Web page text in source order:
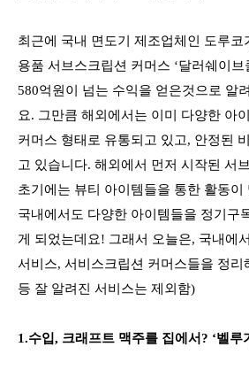
최근에 국내 면도기 제조업체인 도루코
용품 서브스크립션 커머스 ‘달러쉐이브
580억원이 넘는 수익을 얻은것으로 알
요. 그만큼 해외에서는 이미 다양한 아
커머스 형태로 유통되고 있고, 안정된
고 있습니다. 해외에서 먼저 시작된 서
초기에는 뷰티 아이템들을 통한 활동이
국내에서도 다양한 아이템들을 정기구
게 되었는데요! 그래서 오늘은, 국내에
서비스, 서비스크립션 커머스들을 정
등 잘 알려진 서비스는 제외함)
1.수입, 크래프트 맥주를 집에서? ‘벨루